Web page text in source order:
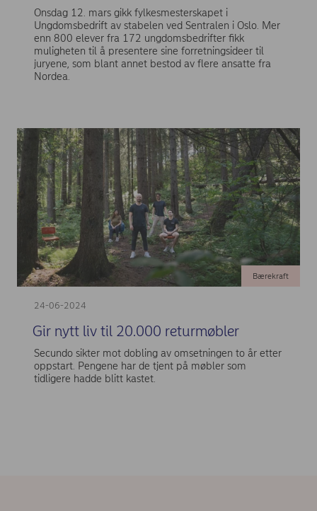
Onsdag 12. mars gikk fylkesmesterskapet i
Ungdomsbedrift av stabelen ved Sentralen i Oslo. Mer
enn 800 elever fra 172 ungdomsbedrifter fikk
muligheten til å presentere sine forretningsideer til
juryene, som blant annet bestod av flere ansatte fra
Nordea.
24-06-2024
Bærekraft
Gir nytt liv til 20.000 returmøbler
Secundo sikter mot dobling av omsetningen to år etter
oppstart. Pengene har de tjent på møbler som
tidligere hadde blitt kastet.